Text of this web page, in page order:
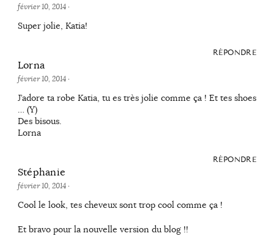
février 10, 2014·
Super jolie, Katia!
RÉPONDRE
Lorna
février 10, 2014·
J’adore ta robe Katia, tu es très jolie comme ça ! Et tes shoes
… (Y)
Des bisous.
Lorna
RÉPONDRE
Stéphanie
février 10, 2014·
Cool le look, tes cheveux sont trop cool comme ça !
Et bravo pour la nouvelle version du blog !!